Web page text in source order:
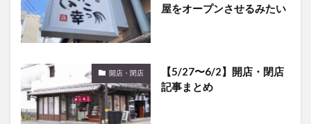
屋をオープンさせるみたい
開店・閉店
【5/27〜6/2】開店・閉店
記事まとめ